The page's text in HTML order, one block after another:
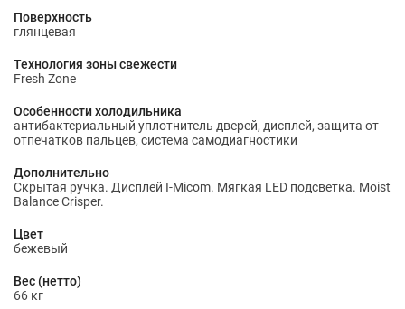
Поверхность
глянцевая
Технология зоны свежести
Fresh Zone
Особенности холодильника
антибактериальный уплотнитель дверей, дисплей, защита от
отпечатков пальцев, система самодиагностики
Дополнительно
Скрытая ручка. Дисплей I-Micom. Мягкая LED подсветка. Moist
Balance Crisper.
Цвет
бежевый
Вес (нетто)
66 кг